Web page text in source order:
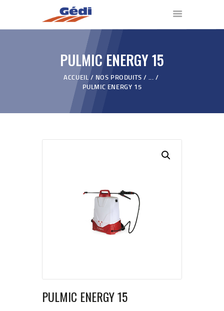
PULMIC ENERGY 15
ACCUEIL NOS PRODUITS
...
PULMIC ENERGY 15
ACCUEIL
NOS PRODUITS
QUI SOMMES NOUS ?
VIDÉOS
BLOG
PULMIC ENERGY 15